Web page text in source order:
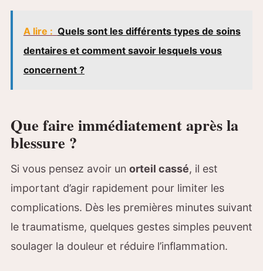
A lire : Quels sont les différents types de soins
dentaires et comment savoir lesquels vous
concernent ?
Que faire immédiatement après la
blessure ?
Si vous pensez avoir un orteil cassé, il est
important d’agir rapidement pour limiter les
complications. Dès les premières minutes suivant
le traumatisme, quelques gestes simples peuvent
soulager la douleur et réduire l’inflammation.